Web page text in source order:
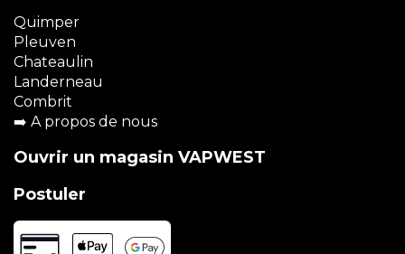
Quimper
Pleuven
Chateaulin
Landerneau
Combrit
➡️ A propos de nous
Ouvrir un magasin VAPWEST
Postuler